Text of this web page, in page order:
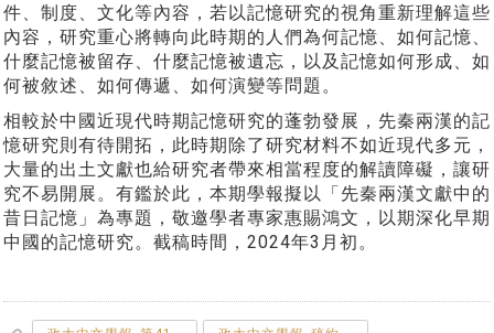
件、制度、文化等內容，若以記憶研究的視角重新理解這些
內容，研究重心將轉向此時期的人們為何記憶、如何記憶、
什麼記憶被留存、什麼記憶被遺忘，以及記憶如何形成、如
何被敘述、如何傳遞、如何演變等問題。
相較於中國近現代時期記憶研究的蓬勃發展，先秦兩漢的記
憶研究則有待開拓，此時期除了研究材料不如近現代多元，
大量的出土文獻也給研究者帶來相當程度的解讀障礙，讓研
究不易開展。有鑑於此，本期學報擬以「先秦兩漢文獻中的
昔日記憶」為專題，敬邀學者專家惠賜鴻文，以期深化早期
中國的記憶研究。截稿時間，2024年3月初。